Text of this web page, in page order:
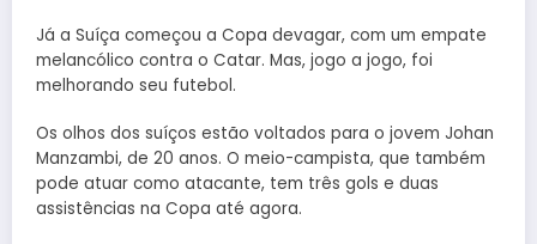
Já a Suíça começou a Copa devagar, com um empate
melancólico contra o Catar. Mas, jogo a jogo, foi
melhorando seu futebol.
Os olhos dos suíços estão voltados para o jovem Johan
Manzambi, de 20 anos. O meio-campista, que também
pode atuar como atacante, tem três gols e duas
assistências na Copa até agora.